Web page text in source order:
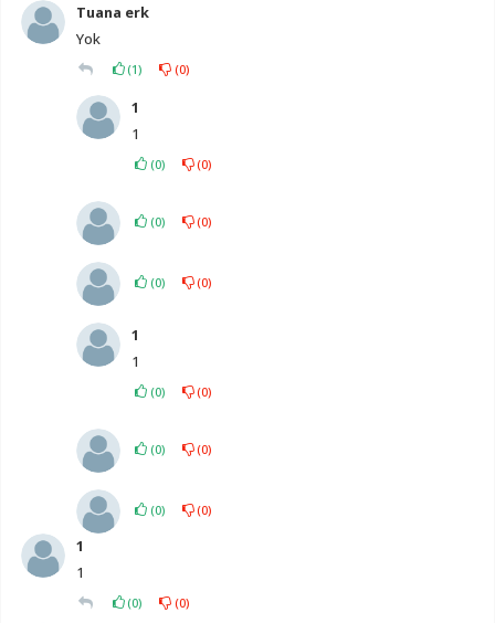
Tuana erk
Yok
(1) (0)
1
1
(0) (0)
(0) (0)
(0) (0)
1
1
(0) (0)
(0) (0)
(0) (0)
1
1
(0) (0)